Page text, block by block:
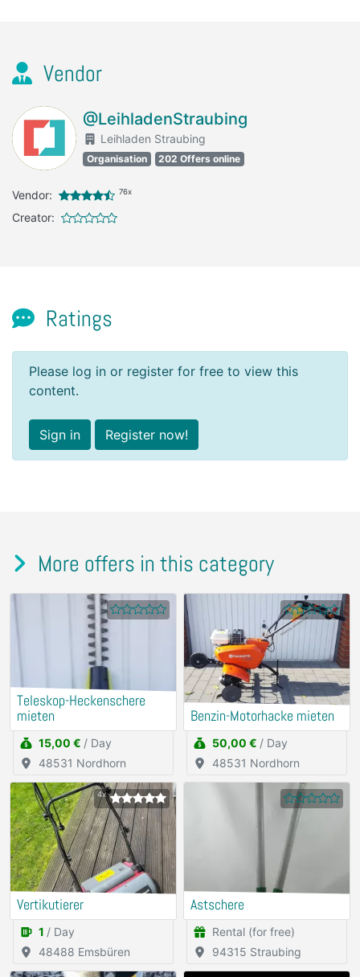
Vendor
@LeihladenStraubing
Leihladen Straubing
Organisation 202 Offers online
Vendor: 76x
Creator:
Ratings
Please log in or register for free to view this
content.
Sign in Register now!
More offers in this category
Teleskop-Heckenschere
mieten
15,00 € / Day
48531 Nordhorn
Benzin-Motorhacke mieten
50,00 € / Day
48531 Nordhorn
4x
Vertikutierer
1 / Day
48488 Emsbüren
Astschere
Rental (for free)
94315 Straubing